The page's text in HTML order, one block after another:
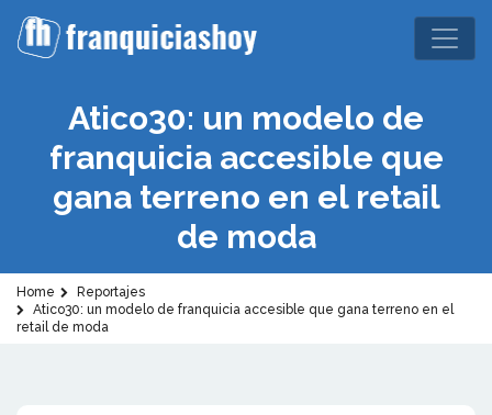
Atico30: un modelo de
franquicia accesible que
gana terreno en el retail
de moda
Home
Reportajes
Atico30: un modelo de franquicia accesible que gana terreno en el
retail de moda